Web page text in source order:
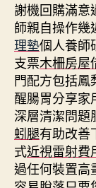
謝機回購滿意
師親自操作幾
理墊個人養師
支票木柵房屋
門配方包括鳳
醒腸胃分享家
深層清潔問題
蚓腿有助改善
式近視雷射費
過任何裝置高